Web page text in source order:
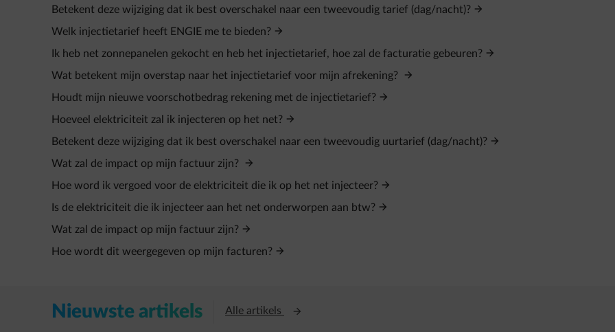
Betekent deze wijziging dat ik best overschakel naar een tweevoudig tarief (dag/nacht)?
Welk injectietarief heeft ENGIE me te bieden?
Ik heb net zonnepanelen gekocht en heb het injectietarief, hoe zal de facturatie gebeuren?
Wat betekent mijn overstap naar het injectietarief voor mijn afrekening?
Houdt mijn nieuwe voorschotbedrag rekening met de injectietarief?
Hoeveel elektriciteit zal ik injecteren op het net?
Betekent deze wijziging dat ik best overschakel naar een tweevoudig uurtarief (dag/nacht)?
Wat zal de impact op mijn factuur zijn?
Hoe word ik vergoed voor de elektriciteit die ik op het net injecteer?
Is de elektriciteit die ik injecteer aan het net onderworpen aan btw?
Wat zal de impact op mijn factuur zijn?
Hoe wordt dit weergegeven op mijn facturen?
Nieuwste artikels Alle artikels Opent in een nieuw tabblad